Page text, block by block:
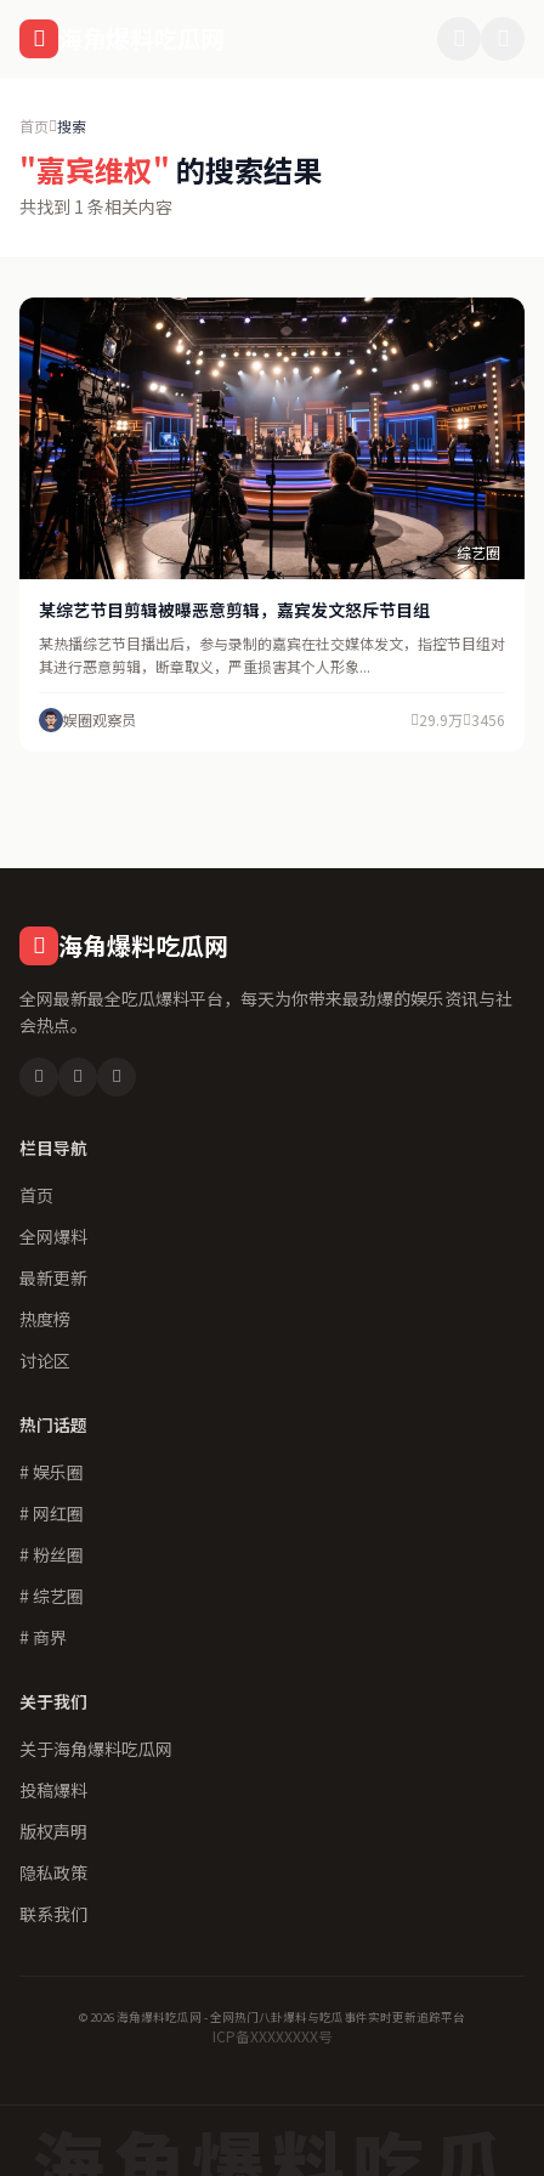
跳过导航
首页 搜索
"嘉宾维权" 的搜索结果
共找到 1 条相关内容
综艺圈
某综艺节目剪辑被曝恶意剪辑，嘉宾发文怒斥节目组
某热播综艺节目播出后，参与录制的嘉宾在社交媒体发文，指控节目组对
其进行恶意剪辑，断章取义，严重损害其个人形象...
娱圈观察员 29.9万 3456
海角爆料吃瓜网
全网最新最全吃瓜爆料平台，每天为你带来最劲爆的娱乐资讯与社
会热点。
栏目导航
首页
全网爆料
最新更新
热度榜
讨论区
热门话题
# 娱乐圈
# 网红圈
# 粉丝圈
# 综艺圈
# 商界
关于我们
关于海角爆料吃瓜网
投稿爆料
版权声明
隐私政策
联系我们
© 2026 海角爆料吃瓜网 - 全网热门八卦爆料与吃瓜事件实时更新追踪平台
ICP备XXXXXXXX号